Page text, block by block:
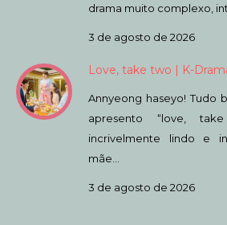
drama muito complexo,
3 de agosto de 2026
Love, take two | K-
Annyeong haseyo! Tudo
apresento “love,
incrivelmente lindo e
mãe…
3 de agosto de 2026